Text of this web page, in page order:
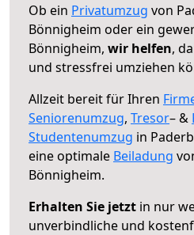
Ob ein Privatumzug von
Bönnigheim oder ein
Bönnigheim, wir helfen,
und stressfrei umziehen
Allzeit bereit für Ihren
Seniorenumzug, Tresor– &
Studentenumzug in
eine optimale Beiladung
Bönnigheim.
Erhalten Sie jetzt in nur
unverbindliche und